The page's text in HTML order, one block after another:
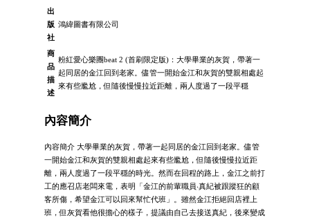
出
版
社
鴻緯圖書有限公司
商
品
描
述
粉紅愛心樂團beat 2 (首刷限定版)：大學畢業的灰賀，帶著一
起同居的金江回到老家。儘管一開始金江和灰賀的雙親相處起
來有些尷尬，但隨後慢慢拉近距離，兩人度過了一段平穩
內容簡介
內容簡介 大學畢業的灰賀，帶著一起同居的金江回到老家。儘管
一開始金江和灰賀的雙親相處起來有些尷尬，但隨後慢慢拉近距
離，兩人度過了一段平穩的時光。然而在回程的路上，金江之前打
工的應召店老闆來電，表明「金江的前輩職員‧真紀被跟蹤狂的顧
客所傷，希望金江可以回來幫忙代班」。雖然金江拒絕回店裡上
班，但灰賀看他很擔心的樣子，提議由自己去接送真紀，後來變成